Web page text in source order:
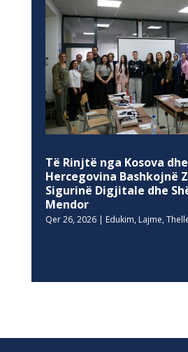
Të Rinjtë nga Kosova
Hercegovina Bashkojnë
Sigurinë Digjitale dhe
Mendor
Qer 26, 2026| Edukim, Lajme,